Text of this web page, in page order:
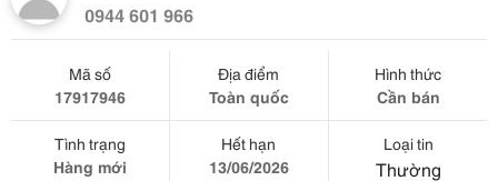
0944 601 966
Mã số
17917946
Địa điểm
Toàn quốc
Hình thức
Cần bán
Tình trạng
Hàng mới
Hết hạn
13/06/2026
Loại tin
Thường